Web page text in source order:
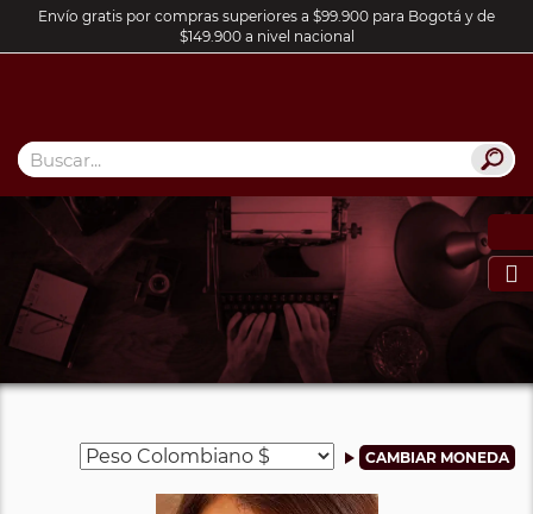
Envío gratis por compras superiores a $99.900 para Bogotá y de
$149.900 a nivel nacional
